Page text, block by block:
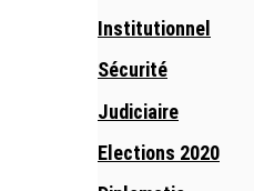
Institutionnel
Sécurité
Judiciaire
Elections 2020